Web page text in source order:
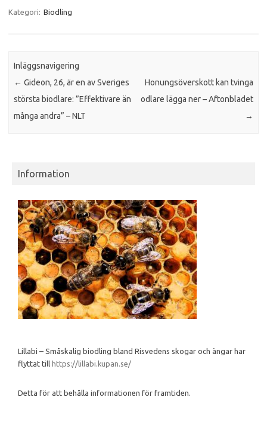
Kategori: Biodling
Inläggsnavigering
← Gideon, 26, är en av Sveriges
största biodlare: ”Effektivare än
många andra” – NLT
Honungsöverskott kan tvinga
odlare lägga ner – Aftonbladet
→
Information
Lillabi – Småskalig biodling bland Risvedens skogar och ängar har
flyttat till https://lillabi.kupan.se/
Detta för att behålla informationen för framtiden.